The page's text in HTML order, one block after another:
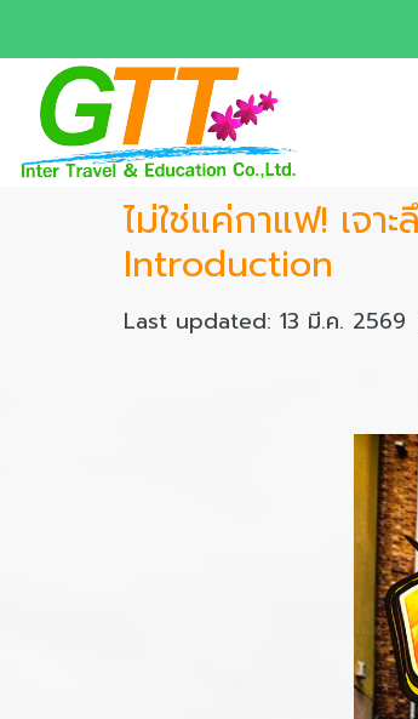
ไม่ใช่แค่กาแฟ! เจ
Introduction
Last updated: 13 มี.ค. 2569